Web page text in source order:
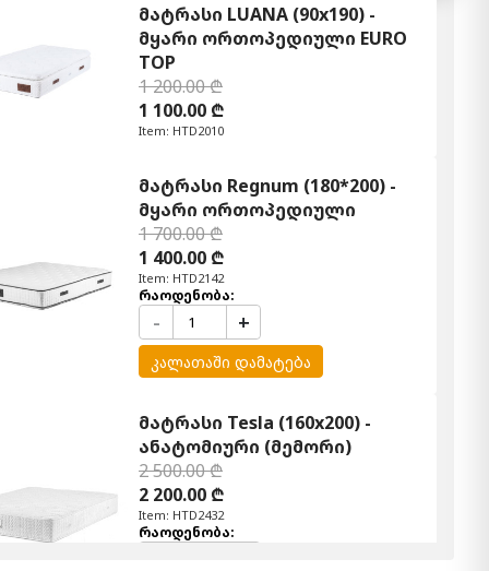
მატრასი LUANA (90x190) -
მყარი ორთოპედიული EURO
TOP
1 200.00 ₾
1 100.00 ₾
Item: HTD2010
მატრასი Regnum (180*200) -
მყარი ორთოპედიული
1 700.00 ₾
1 400.00 ₾
Item: HTD2142
რაოდენობა:
- +
კალათაში დამატება
მატრასი Tesla (160x200) -
ანატომიური (მემორი)
2 500.00 ₾
2 200.00 ₾
Item: HTD2432
რაოდენობა: